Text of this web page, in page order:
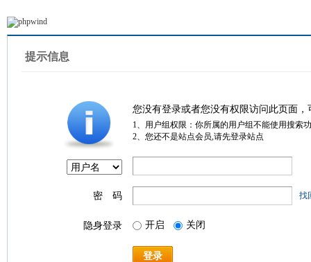
提示信息
您没有登录或者您没有权限访问此页面
1、用户组权限：你所属的用户组不能使用搜索
2、您还不是站点会员,请先登录站点
密 码 找
隐身登录 开启 关闭
登录